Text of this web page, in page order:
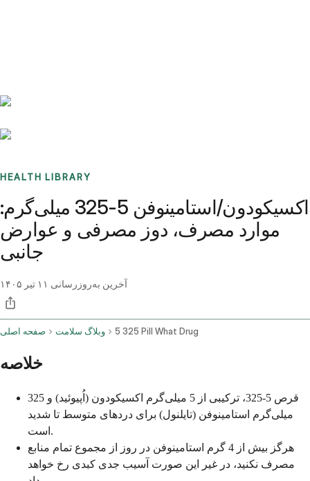
HEALTH LIBRARY
اکسیکودون/استامینوفن 5-325 میلی‌گرم:
موارد مصرف، دوز مصرفی و عوارض
جانبی
آخرین به‌روزرسانی ۱۱ تیر ۱۴۰۵
صفحه اصلی وبلاگ سلامت 5 325 Pill What Drug
خلاصه
قرص 5-325، ترکیبی از 5 میلی‌گرم اکسیکودون (اُپیوئید) و 325
میلی‌گرم استامینوفن (تایلنول) برای دردهای متوسط تا شدید
است.
هرگز بیش از 4 گرم استامینوفن در روز از مجموع تمام منابع
مصرف نکنید، در غیر این صورت آسیب جدی کبدی رخ خواهد